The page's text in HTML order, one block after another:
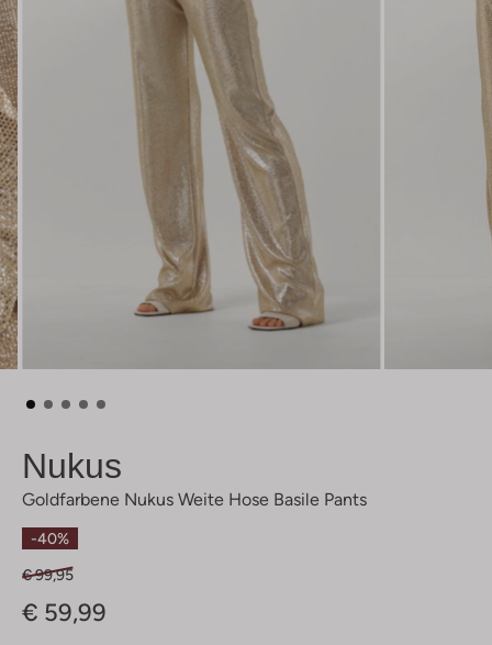
Nukus
Goldfarbene Nukus Weite Hose Basile Pants
-40%
€ 99,95
€ 59,99